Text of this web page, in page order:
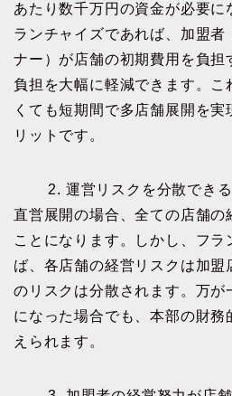
あたり数千万円の資金が必要に
ランチャイズであれば、加盟者
ナー）が店舗の初期費用を負担
負担を大幅に軽減できます。こ
くても短期間で多店舗展開を実
リットです。
2. 運営リスクを分散でき
直営展開の場合、全ての店舗の
ことになります。しかし、フラ
ば、各店舗の経営リスクは加盟
のリスクは分散されます。万が
になった場合でも、本部の財務
えられます。